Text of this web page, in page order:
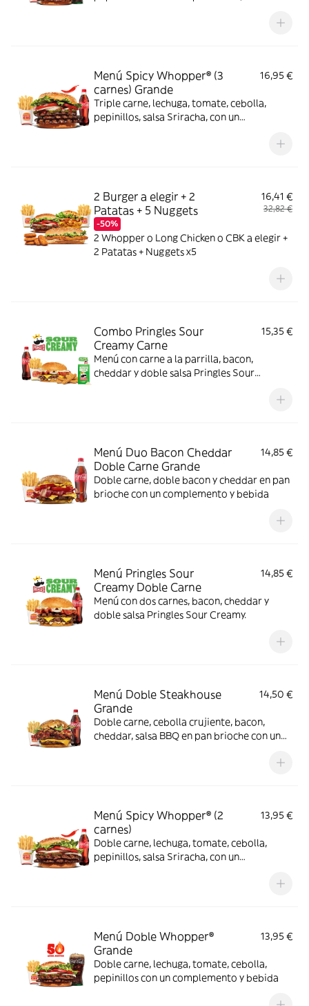
Menú Spicy Whopper® (3
carnes) Grande
16,95 €
Triple carne, lechuga, tomate, cebolla,
pepinillos, salsa Sriracha, con un
2 Burger a elegir + 2
Patatas + 5 Nuggets
-50%
16,41 €
32,82 €
2 Whopper o Long Chicken o CBK a elegir +
2 Patatas + Nuggets x5
Combo Pringles Sour
Creamy Carne
15,35 €
Menú con carne a la parrilla, bacon,
cheddar y doble salsa Pringles Sour
Menú Duo Bacon Cheddar
Doble Carne Grande
14,85 €
Doble carne, doble bacon y cheddar en pan
brioche con un complemento y bebida
Menú Pringles Sour
Creamy Doble Carne
14,85 €
Menú con dos carnes, bacon, cheddar y
doble salsa Pringles Sour Creamy.
Menú Doble Steakhouse
Grande
14,50 €
Doble carne, cebolla crujiente, bacon,
cheddar, salsa BBQ en pan brioche con un
Menú Spicy Whopper® (2
carnes)
13,95 €
Doble carne, lechuga, tomate, cebolla,
pepinillos, salsa Sriracha, con un
Menú Doble Whopper®
Grande
13,95 €
Doble carne, lechuga, tomate, cebolla,
pepinillos con un complemento y bebida